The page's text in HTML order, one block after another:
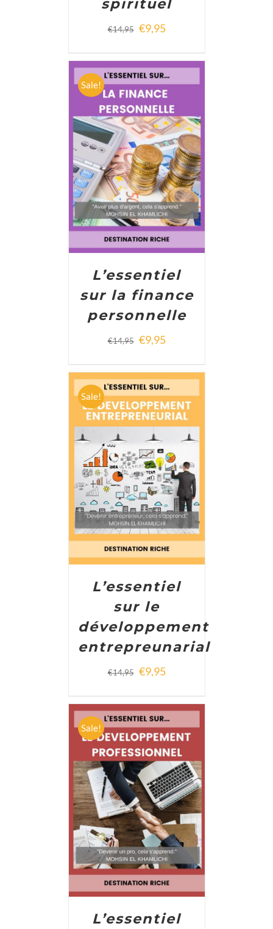
spirituel
€14,95 €9,95
Sale!
ADD TO CART / DETAILS
L’essentiel
sur la finance
personnelle
€14,95 €9,95
Sale!
ADD TO CART / DETAILS
L’essentiel
sur le
développement
entrepreunarial
€14,95 €9,95
Sale!
ADD TO CART / DETAILS
L’essentiel